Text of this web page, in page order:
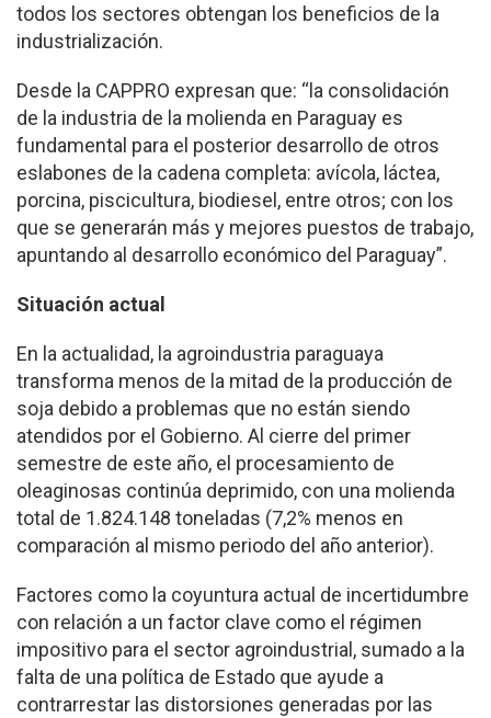
todos los sectores obtengan los beneficios de la
industrialización.
Desde la CAPPRO expresan que: “la consolidación
de la industria de la molienda en Paraguay es
fundamental para el posterior desarrollo de otros
eslabones de la cadena completa: avícola, láctea,
porcina, piscicultura, biodiesel, entre otros; con los
que se generarán más y mejores puestos de trabajo,
apuntando al desarrollo económico del Paraguay”.
Situación actual
En la actualidad, la agroindustria paraguaya
transforma menos de la mitad de la producción de
soja debido a problemas que no están siendo
atendidos por el Gobierno. Al cierre del primer
semestre de este año, el procesamiento de
oleaginosas continúa deprimido, con una molienda
total de 1.824.148 toneladas (7,2% menos en
comparación al mismo periodo del año anterior).
Factores como la coyuntura actual de incertidumbre
con relación a un factor clave como el régimen
impositivo para el sector agroindustrial, sumado a la
falta de una política de Estado que ayude a
contrarrestar las distorsiones generadas por las